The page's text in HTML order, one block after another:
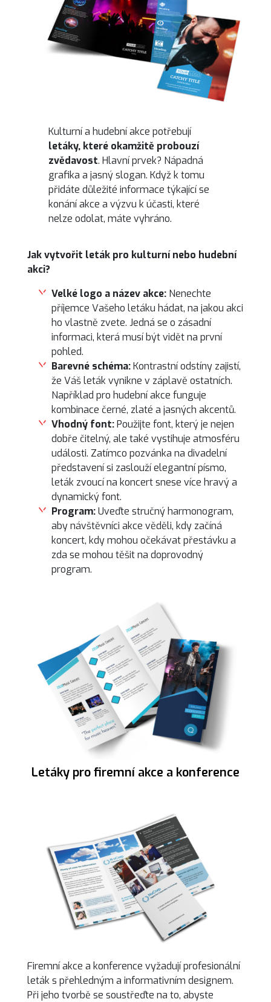
Kulturní a hudební akce potřebují
letáky, které okamžitě probouzí
zvědavost. Hlavní prvek? Nápadná
grafika a jasný slogan. Když k tomu
přidáte důležité informace týkající se
konání akce a výzvu k účasti, které
nelze odolat, máte vyhráno.
Jak vytvořit leták pro kulturní nebo hudební
akci?
Velké logo a název akce: Nenechte
příjemce Vašeho letáku hádat, na jakou akci
ho vlastně zvete. Jedná se o zásadní
informaci, která musí být vidět na první
pohled.
Barevné schéma:Kontrastní odstíny zajistí,
že Váš leták vynikne v záplavě ostatních.
Například pro hudební akce funguje
kombinace černé, zlaté a jasných akcentů.
Vhodný font:Použijte font, který je nejen
dobře čitelný, ale také vystihuje atmosféru
události. Zatímco pozvánka na divadelní
představení si zaslouží elegantní písmo,
leták zvoucí na koncert snese více hravý a
dynamický font.
Program:Uveďte stručný harmonogram,
aby návštěvníci akce věděli, kdy začíná
koncert, kdy mohou očekávat přestávku a
zda se mohou těšit na doprovodný
program.
Letáky pro firemní akce a konference
Firemní akce a konference vyžadují profesionální
leták s přehledným a informativním designem.
Při jeho tvorbě se soustřeďte na to, abyste